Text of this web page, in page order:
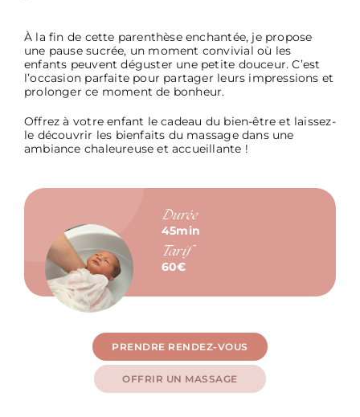
À la fin de cette parenthèse enchantée, je propose
une pause sucrée, un moment convivial où les
enfants peuvent déguster une petite douceur. C’est
l’occasion parfaite pour partager leurs impressions et
prolonger ce moment de bonheur.
Offrez à votre enfant le cadeau du bien-être et laissez-
le découvrir les bienfaits du massage dans une
ambiance chaleureuse et accueillante !
Durée
45min
Tarif
60€
PRENDRE RENDEZ-VOUS
OFFRIR UN MASSAGE